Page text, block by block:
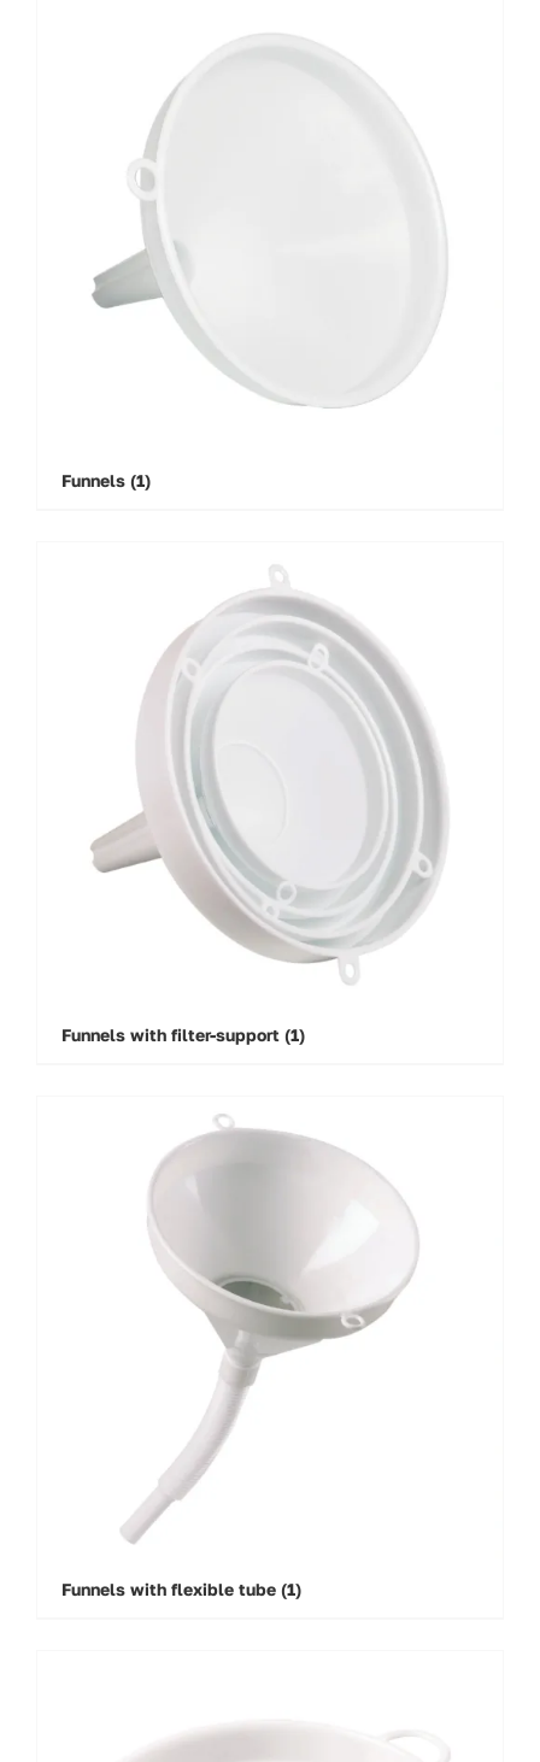
Funnels (1)
Funnels with filter-support (1)
Funnels with flexible tube (1)